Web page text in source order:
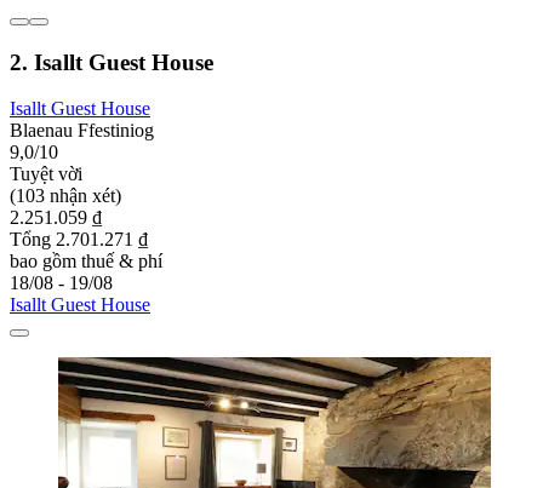
2. Isallt Guest House
Isallt Guest House
Blaenau Ffestiniog
9,0/10
Tuyệt vời
(103 nhận xét)
2.251.059 ₫
Tổng 2.701.271 ₫
bao gồm thuế & phí
18/08 - 19/08
Isallt Guest House